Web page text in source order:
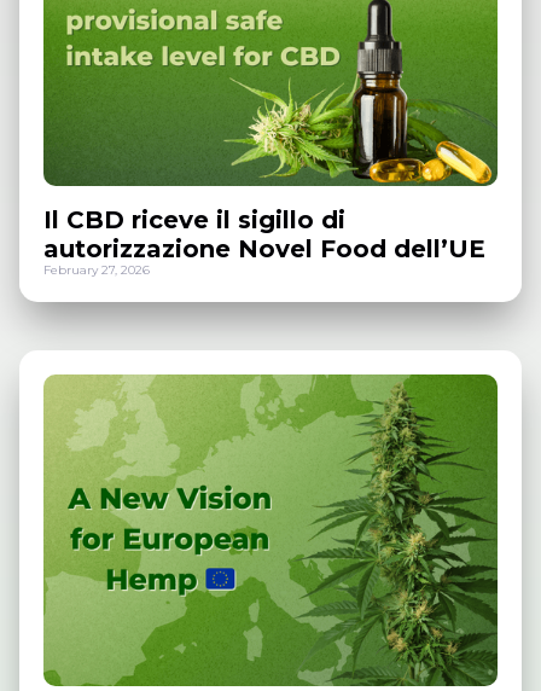
Il CBD riceve il sigillo di
autorizzazione Novel Food dell’UE
February 27, 2026